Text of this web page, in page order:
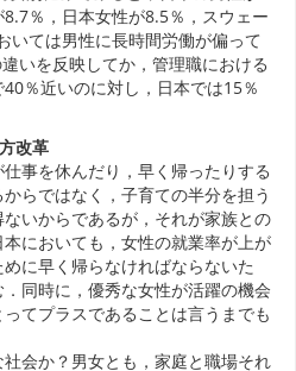
％，日本女性が8.5％，スウェー
いては男性に長時間労働が偏って
いを反映してか，管理職における
％近いのに対し，日本では15％
改革
事を休んだり，早く帰ったりする
らではなく，子育ての半分を担う
いからであるが，それが家族との
においても，女性の就業率が上が
に早く帰らなければならないた
同時に，優秀な女性が活躍の機会
てプラスであることは言うまでも
会か？男女とも，家庭と職場それ